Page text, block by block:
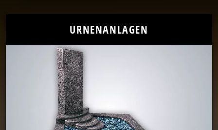
URNENANLAGEN